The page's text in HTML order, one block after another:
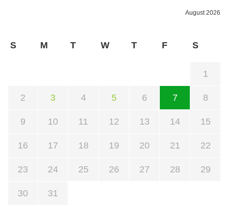
August 2026
S M T W T F S
1
2 3 4 5 6 7 8
9 10 11 12 13 14 15
16 17 18 19 20 21 22
23 24 25 26 27 28 29
30 31